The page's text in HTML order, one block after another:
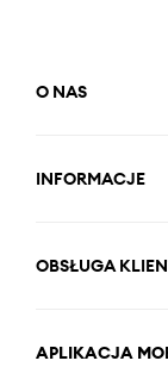
O NAS
INFORMACJE
OBSŁUGA
APLIKACJA